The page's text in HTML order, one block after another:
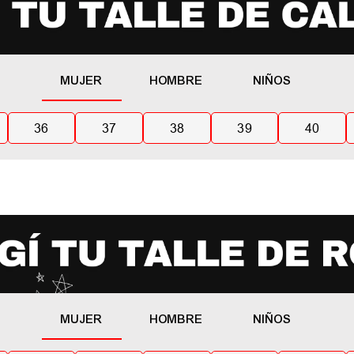
MUJER HOMBRE NIÑOS
36 37 38 39 40
MUJER HOMBRE NIÑOS